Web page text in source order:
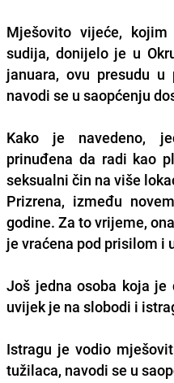
Mješovito vijeće, kojim
sudija, donijelo je u
januara, ovu presudu
navodi se u saopćenju
Kako je navedeno,
prinuđena da radi kao
seksualni čin na više
Prizrena, između
godine. Za to vrijeme,
je vraćena pod prisilom i
Još jedna osoba koja je
uvijek je na slobodi i
Istragu je vodio
tužilaca, navodi se u